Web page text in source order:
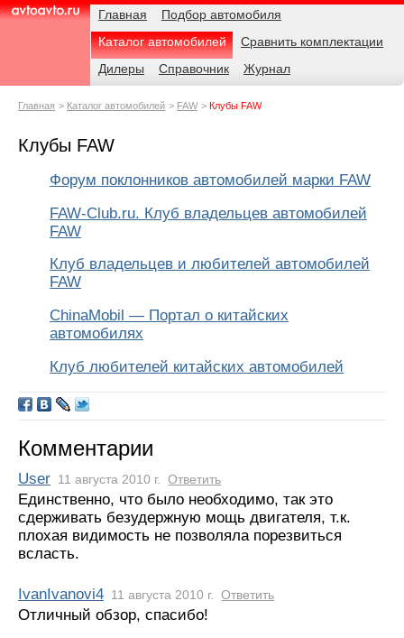
AvtoAvto.ru
Навигация Главная
Подбор автомобиля
Каталог автомобилей
Сравнить комплектации
Дилеры
Справочник Журнал
Родительские
Главная Каталог автомобилей FAW Клубы FAW
Клубы FAW
Форум поклонников автомобилей марки FAW
FAW-Club.ru. Клуб владельцев автомобилей
FAW
Клуб владельцев и любителей автомобилей
FAW
ChinaMobil — Портал о китайских
автомобилях
Клуб любителей китайских автомобилей
Комментарии
User 11 августа 2010 г. Ответить
Единственно, что было необходимо, так это
сдерживать безудержную мощь двигателя, т.к.
плохая видимость не позволяла порезвиться
всласть.
IvanIvanovi4 11 августа 2010 г. Ответить
Отличный обзор, спасибо!